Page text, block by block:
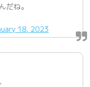
だね。
18, 2023